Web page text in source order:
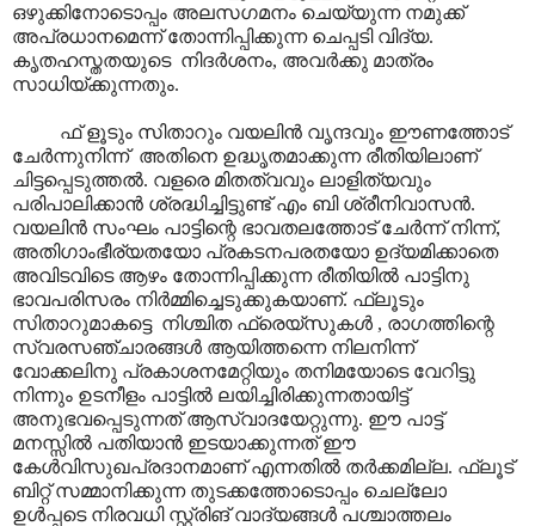
ഒഴുക്കിനോടൊപ്പം അലസഗമനം ചെയ്യുന്ന നമുക്ക്
അപ്രധാനമെന്ന് തോന്നിപ്പിക്കുന്ന ചെപ്പടി വിദ്യ.
കൃതഹസ്തതയുടെ നിദർശനം, അവർക്കു മാത്രം
സാധിയ്ക്കുന്നതും.
ഫ് ളൂടും സിതാറും വയലിൻ വൃന്ദവും ഈണത്തോട്
ചേർന്നുനിന്ന് അതിനെ ഉദ്ധൃതമാക്കുന്ന രീതിയിലാണ്
ചിട്ടപ്പെടുത്തൽ. വളരെ മിതത്വവും ലാളിത്യവും
പരിപാലിക്കാൻ ശ്രദ്ധിച്ചിട്ടുണ്ട് എം ബി ശ്രീനിവാസൻ.
വയലിൻ സംഘം പാട്ടിന്റെ ഭാവതലത്തോട് ചേർന്ന് നിന്ന്,
അതിഗാംഭീര്യതയോ പ്രകടനപരതയോ ഉദ്യമിക്കാതെ
അവിടവിടെ ആഴം തോന്നിപ്പിക്കുന്ന രീതിയിൽ പാട്ടിനു
ഭാവപരിസരം നിർമ്മിച്ചെടുക്കുകയാണ്. ഫ്ലൂടും
സിതാറുമാകട്ടെ നിശ്ചിത ഫ്രെയ്സുകൾ , രാഗത്തിന്റെ
സ്വരസഞ്ചാരങ്ങൾ ആയിത്തന്നെ നിലനിന്ന്
വോക്കലിനു പ്രകാശനമേറ്റിയും തനിമയോടെ വേറിട്ടു
നിന്നും ഉടനീളം പാട്ടിൽ ലയിച്ചിരിക്കുന്നതായിട്ട്
അനുഭവപ്പെടുന്നത് ആസ്വാദയേറ്റുന്നു. ഈ പാട്ട്
മനസ്സിൽ പതിയാൻ ഇടയാക്കുന്നത് ഈ
കേൾവിസുഖപ്രദാനമാണ് എന്നതിൽ തർക്കമില്ല. ഫ്ലൂട്
ബിറ്റ് സമ്മാനിക്കുന്ന തുടക്കത്തോടൊപ്പം ചെല്ലോ
ഉൾപ്പടെ നിരവധി സ്റ്റ്രിങ് വാദ്യങ്ങൾ പശ്ചാത്തലം